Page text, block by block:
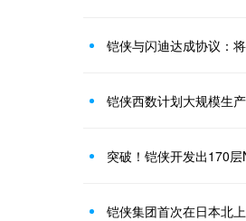
铠侠与闪迪达成协议：
铠侠西数计划大规模生
突破！铠侠开发出170
铠侠集团首次在日本北